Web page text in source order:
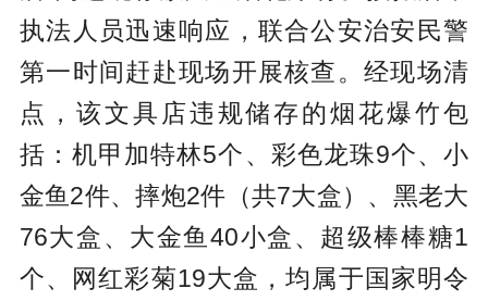
执法人员迅速响应，联合公安治安民警
第一时间赶赴现场开展核查。经现场清
点，该文具店违规储存的烟花爆竹包
括：机甲加特林5个、彩色龙珠9个、小
金鱼2件、摔炮2件（共7大盒）、黑老大
76大盒、大金鱼40小盒、超级棒棒糖1
个、网红彩菊19大盒，均属于国家明令